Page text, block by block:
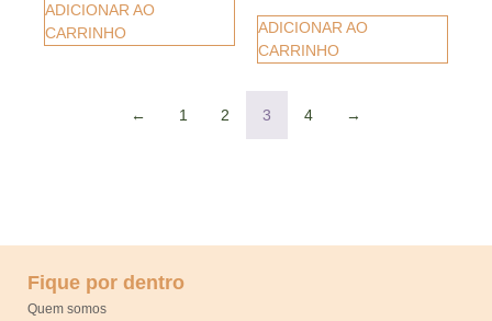
ADICIONAR AO
CARRINHO
ADICIONAR AO
CARRINHO
← 1 2 3 4 →
Fique por dentro
Quem somos